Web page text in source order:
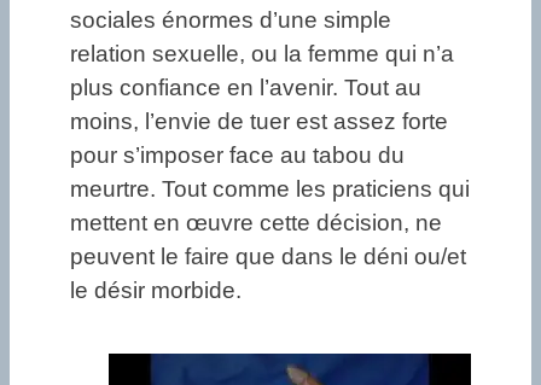
sociales énormes d’une simple
relation sexuelle, ou la femme qui n’a
plus confiance en l’avenir. Tout au
moins, l’envie de tuer est assez forte
pour s’imposer face au tabou du
meurtre. Tout comme les praticiens qui
mettent en œuvre cette décision, ne
peuvent le faire que dans le déni ou/et
le désir morbide.